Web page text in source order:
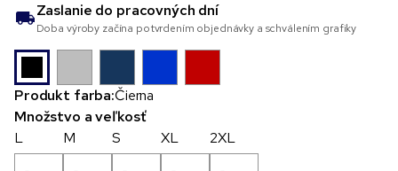
Zaslanie do pracovných dní
Doba výroby začína potvrdením objednávky a schválením grafiky
Produkt farba:Čierna
Množstvo a veľkosť
L
M S XL 2XL